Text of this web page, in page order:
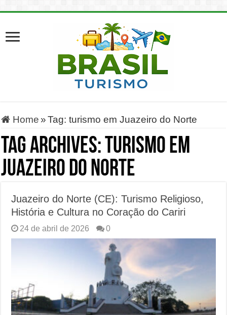
Home » Tag:turismo em Juazeiro do Norte
Tag Archives:turismo em
Juazeiro do Norte
Juazeiro do Norte (CE): Turismo Religioso,
História e Cultura no Coração do Cariri
24 de abril de 2026 0